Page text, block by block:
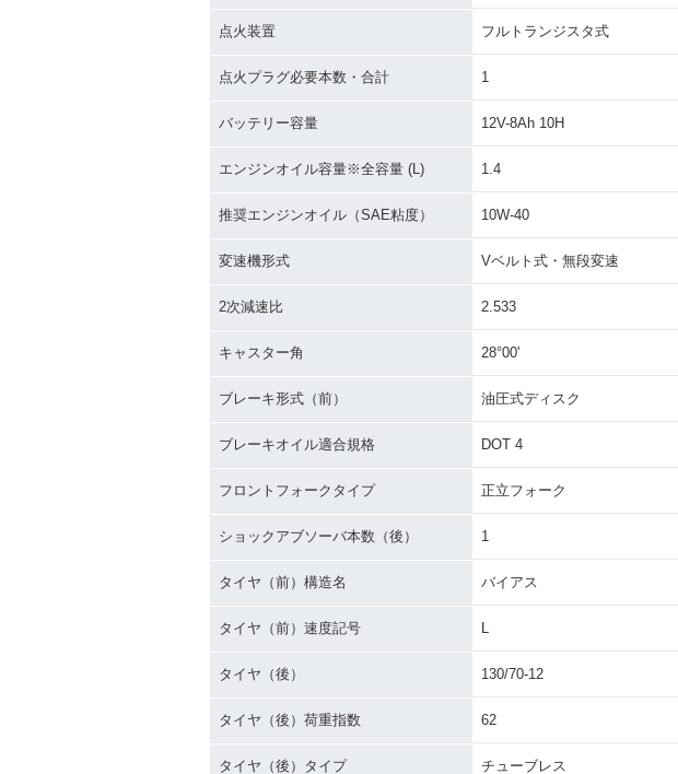
点火装置 フルトランジスタ式
点火プラグ必要本数・合計 1
バッテリー容量 12V-8Ah 10H
エンジンオイル容量※全容量 (L) 1.4
推奨エンジンオイル（SAE粘度） 10W-40
変速機形式 Vベルト式・無段変速
2次減速比 2.533
キャスター角 28°00'
ブレーキ形式（前） 油圧式ディスク
ブレーキオイル適合規格 DOT 4
フロントフォークタイプ 正立フォーク
ショックアブソーバ本数（後） 1
タイヤ（前）構造名 バイアス
タイヤ（前）速度記号 L
タイヤ（後） 130/70-12
タイヤ（後）荷重指数 62
タイヤ（後）タイプ チューブレス